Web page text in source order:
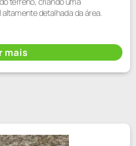
detalhada da área.
mais